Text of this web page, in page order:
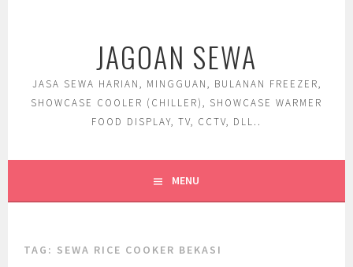
JAGOAN SEWA
JASA SEWA HARIAN, MINGGUAN, BULANAN FREEZER,
SHOWCASE COOLER (CHILLER), SHOWCASE WARMER
FOOD DISPLAY, TV, CCTV, DLL..
MENU
TAG: SEWA RICE COOKER BEKASI